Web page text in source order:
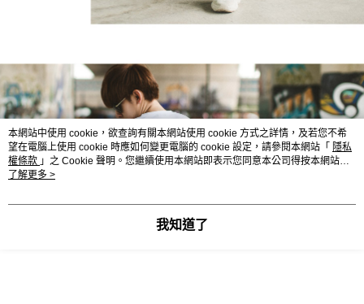
本網站中使用 cookie，欲查詢有關本網站使用 cookie 方式之詳情，及若您不希
望在電腦上使用 cookie 時應如何變更電腦的 cookie 設定，請參閱本網站「 隱私
權條款 」之 Cookie 聲明。您繼續使用本網站即表示您同意本公司得按本網站使
用條款之 Cookie 聲明使用 cookie。
了解更多 >
我知道了